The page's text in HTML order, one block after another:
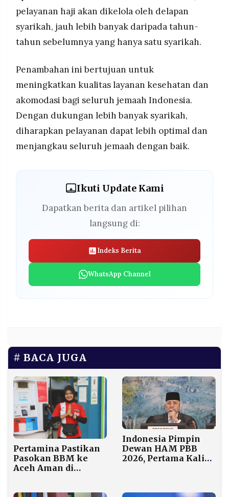
pelayanan haji akan dikelola oleh delapan
syarikah, jauh lebih banyak daripada tahun-
tahun sebelumnya yang hanya satu syarikah.
Penambahan ini bertujuan untuk
meningkatkan kualitas layanan kesehatan dan
akomodasi bagi seluruh jemaah Indonesia.
Dengan dukungan lebih banyak syarikah,
diharapkan pelayanan dapat lebih optimal dan
menjangkau seluruh jemaah dengan baik.
Ikuti Update Kami
Dapatkan berita dan artikel pilihan
langsung di:
Indeks Berita
WhatsApp Channel
BACA JUGA
Pertamina Pastikan
Pasokan BBM ke
Aceh Aman di
Indonesia Pimpin
Dewan HAM PBB
2026, Pertama Kali